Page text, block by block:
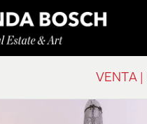
VENTA |